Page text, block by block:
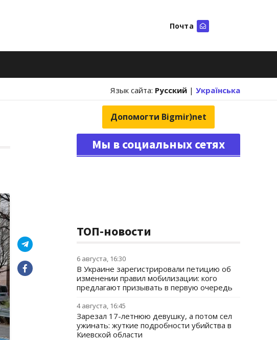
Почта
Язык сайта: Русский | Українська
Допомогти Bigmir)net
Мы в социальных сетях
ТОП-новости
6 августа, 16:30
В Украине зарегистрировали петицию об
изменении правил мобилизации: кого
предлагают призывать в первую очередь
4 августа, 16:45
Зарезал 17-летнюю девушку, а потом сел
ужинать: жуткие подробности убийства в
Киевской области